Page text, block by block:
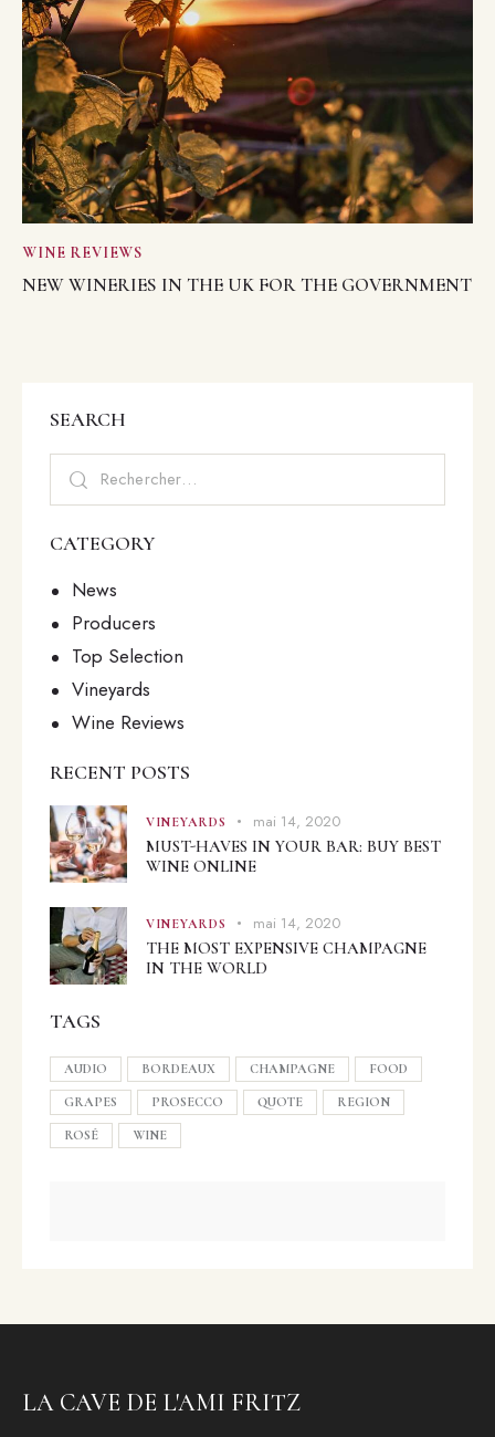
WINE REVIEWS
NEW WINERIES IN THE UK FOR THE GOVERNMENT
SEARCH
CATEGORY
News
Producers
Top Selection
Vineyards
Wine Reviews
RECENT POSTS
VINEYARDS mai 14, 2020
MUST-HAVES IN YOUR BAR: BUY BEST
WINE ONLINE
VINEYARDS mai 14, 2020
THE MOST EXPENSIVE CHAMPAGNE
IN THE WORLD
TAGS
AUDIO BORDEAUX CHAMPAGNE FOOD
GRAPES PROSECCO QUOTE REGION
ROSÉ WINE
LA CAVE DE L'AMI FRITZ